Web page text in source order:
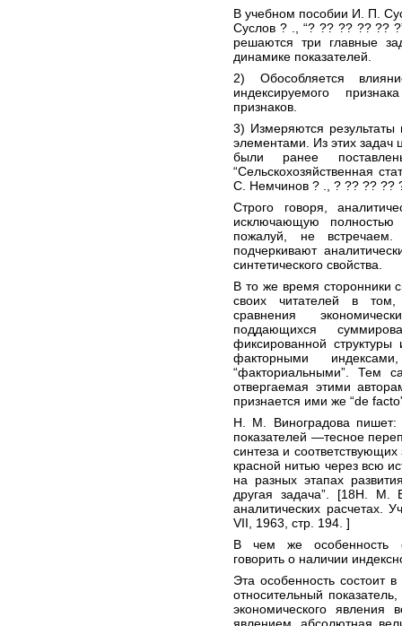
В учебном пособии И. П.
Суслов ? ., “? ?? ?? ?? ??
решаются три главные
динамике показателей.
2) Обособляется
индексируемого
признаков.
3) Измеряются
элементами. Из этих задач
были ранее
“Сельскохозяйственная
С. Немчинов ? ., ? ?? ?? ??
Строго говоря,
исключающую полностью
пожалуй, не
подчеркивают
синтетического свойства.
В то же время сторонники
своих читателей в
сравнения
поддающихся
фиксированной
факторными
“факториальными”. Тем
отвергаемая этими
признается ими же “de
Н. М. Виноградова пишет:
показателей —тесное
синтеза и
красной нитью через всю
на разных этапах
другая задача”. [18Н. М.
аналитических расчетах.
VII, 1963, стр. 194. ]
В чем же особенность
говорить о наличии
Эта особенность состоит
относительный
экономического явления